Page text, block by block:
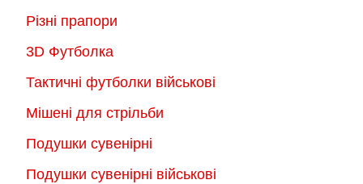
Різні прапори
3D Футболка
Тактичні футболки військові
Мішені для стрільби
Подушки сувенірні
Подушки сувенірні військові